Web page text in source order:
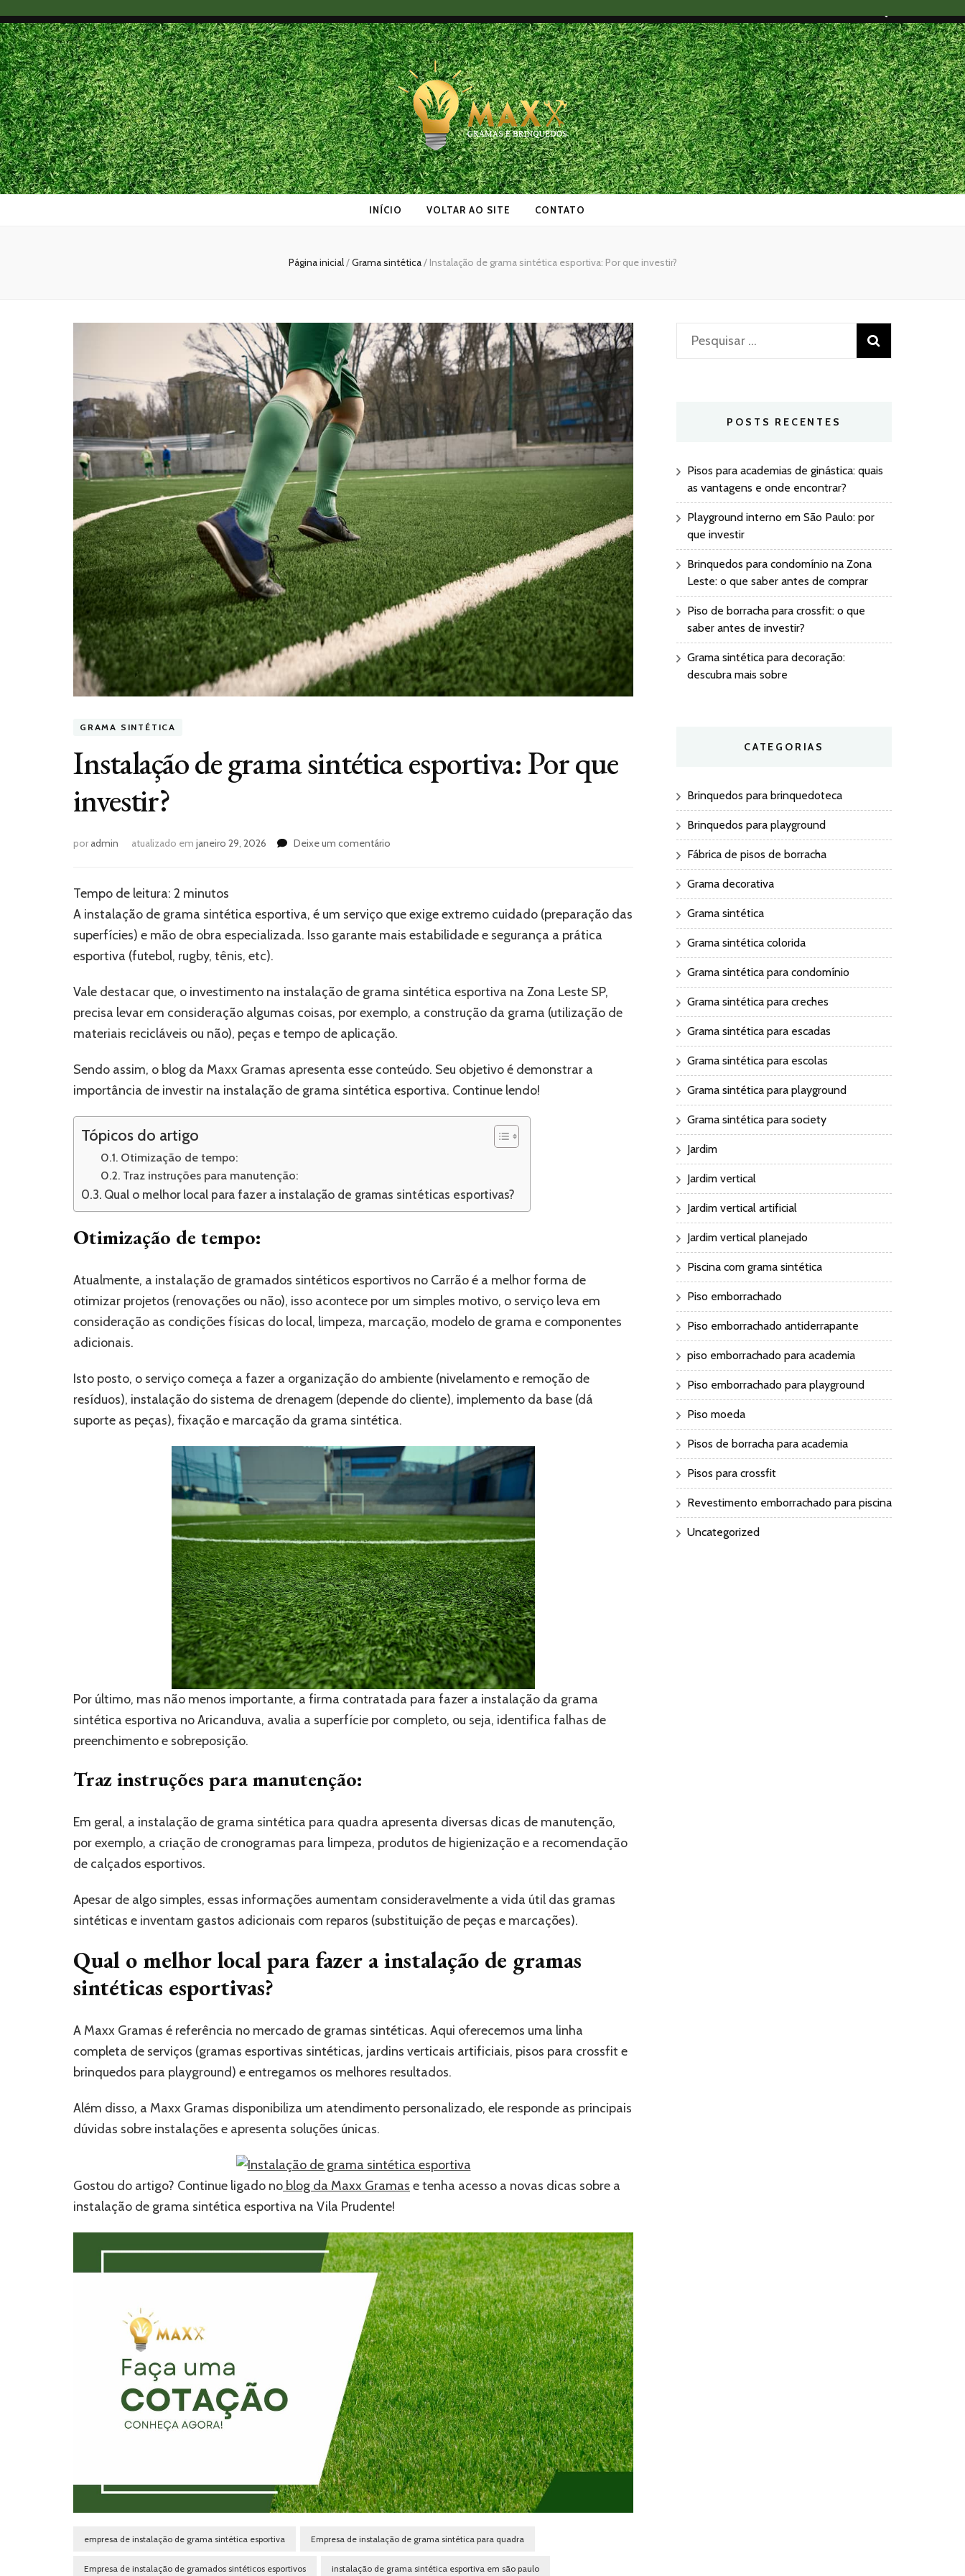
Maxx Gramas
Blog
INÍCIO VOLTAR AO SITE CONTATO
Página inicial/Grama sintética/ Instalação de grama sintética esportiva: Por que investir?
GRAMA SINTÉTICA
Instalação de grama sintética esportiva: Por que
investir?
poradmin atualizado em janeiro 29, 2026 Deixe um comentário
esportiva:
Por
Tempo de leitura: 2 minutos
A instalação de grama sintética esportiva, é um serviço que exige extremo cuidado (preparação das
superfícies) e mão de obra especializada. Isso garante mais estabilidade e segurança a prática
esportiva (futebol, rugby, tênis, etc).
Vale destacar que, o investimento na instalação de grama sintética esportiva na Zona Leste SP,
precisa levar em consideração algumas coisas, por exemplo, a construção da grama (utilização de
materiais recicláveis ou não), peças e tempo de aplicação.
Sendo assim, o blog da Maxx Gramas apresenta esse conteúdo. Seu objetivo é demonstrar a
importância de investir na instalação de grama sintética esportiva. Continue lendo!
Tópicos do artigo
Otimização de tempo:
Traz instruções para manutenção:
Qual o melhor local para fazer a instalação de gramas sintéticas esportivas?
Otimização de tempo:
Atualmente, a instalação de gramados sintéticos esportivos no Carrão é a melhor forma de
otimizar projetos (renovações ou não), isso acontece por um simples motivo, o serviço leva em
consideração as condições físicas do local, limpeza, marcação, modelo de grama e componentes
adicionais.
Isto posto, o serviço começa a fazer a organização do ambiente (nivelamento e remoção de
resíduos), instalação do sistema de drenagem (depende do cliente), implemento da base (dá
suporte as peças), fixação e marcação da grama sintética.
Por último, mas não menos importante, a firma contratada para fazer a instalação da grama
sintética esportiva no Aricanduva, avalia a superfície por completo, ou seja, identifica falhas de
preenchimento e sobreposição.
Traz instruções para manutenção:
Em geral, a instalação de grama sintética para quadra apresenta diversas dicas de manutenção,
por exemplo, a criação de cronogramas para limpeza, produtos de higienização e a recomendação
de calçados esportivos.
Apesar de algo simples, essas informações aumentam consideravelmente a vida útil das gramas
sintéticas e inventam gastos adicionais com reparos (substituição de peças e marcações).
Qual o melhor local para fazer a instalação de gramas
sintéticas esportivas?
A Maxx Gramas é referência no mercado de gramas sintéticas. Aqui oferecemos uma linha
completa de serviços (gramas esportivas sintéticas, jardins verticais artificiais, pisos para crossfit e
brinquedos para playground) e entregamos os melhores resultados.
Além disso, a Maxx Gramas disponibiliza um atendimento personalizado, ele responde as principais
dúvidas sobre instalações e apresenta soluções únicas.
Gostou do artigo? Continue ligado no blog da Maxx Gramas e tenha acesso a novas dicas sobre a
instalação de grama sintética esportiva na Vila Prudente!
empresa de instalação de grama sintética esportiva Empresa de instalação de grama sintética para quadra
Empresa de instalação de gramados sintéticos esportivos instalação de grama sintética esportiva em são paulo
Pesquisar
por:
POSTS RECENTES
Pisos para academias de ginástica: quais
as vantagens e onde encontrar?
Playground interno em São Paulo: por
que investir
Brinquedos para condomínio na Zona
Leste: o que saber antes de comprar
Piso de borracha para crossfit: o que
saber antes de investir?
Grama sintética para decoração:
descubra mais sobre
CATEGORIAS
Brinquedos para brinquedoteca
Brinquedos para playground
Fábrica de pisos de borracha
Grama decorativa
Grama sintética
Grama sintética colorida
Grama sintética para condomínio
Grama sintética para creches
Grama sintética para escadas
Grama sintética para escolas
Grama sintética para playground
Grama sintética para society
Jardim
Jardim vertical
Jardim vertical artificial
Jardim vertical planejado
Piscina com grama sintética
Piso emborrachado
Piso emborrachado antiderrapante
piso emborrachado para academia
Piso emborrachado para playground
Piso moeda
Pisos de borracha para academia
Pisos para crossfit
Revestimento emborrachado para piscina
Uncategorized